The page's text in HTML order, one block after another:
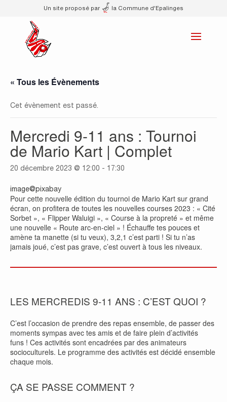
Un site proposé par la Commune d'Epalinges
« Tous les Évènements
Cet évènement est passé.
Mercredi 9-11 ans : Tournoi
de Mario Kart | Complet
20 décembre 2023 @ 12:00 - 17:30
image@pixabay
Pour cette nouvelle édition du tournoi de Mario Kart sur grand
écran, on profitera de toutes les nouvelles courses 2023 : « Cité
Sorbet », « Flipper Waluigi », « Course à la propreté » et même
une nouvelle « Route arc-en-ciel » ! Échauffe tes pouces et
amène ta manette (si tu veux), 3,2,1 c’est parti ! Si tu n’as
jamais joué, c’est pas grave, c’est ouvert à tous les niveaux.
LES MERCREDIS 9-11 ANS : C’EST QUOI ?
C’est l’occasion de prendre des repas ensemble, de passer des
moments sympas avec tes amis et de faire plein d’activités
funs ! Ces activités sont encadrées par des animateurs
socioculturels. Le programme des activités est décidé ensemble
chaque mois.
ÇA SE PASSE COMMENT ?